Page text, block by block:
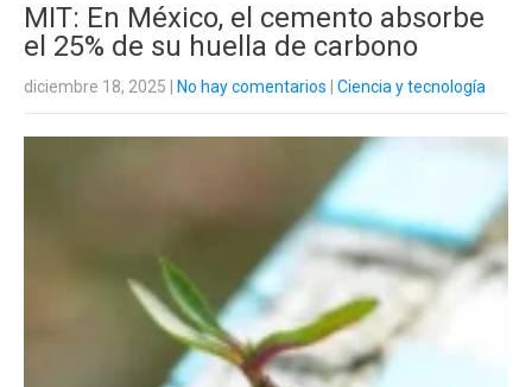
MIT: En México, el cemento absorbe
el 25% de su huella de carbono
diciembre 18, 2025 No hay comentarios Ciencia y tecnología